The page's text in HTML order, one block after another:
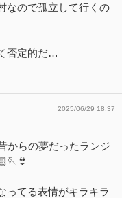
なので孤立して行くの
否定的だ…
2025/06/29 18:37
からの夢だったランジ
ってる表情がキラキラ